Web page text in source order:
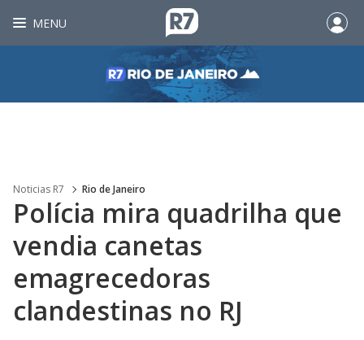
MENU
Noticias R7 Rio de Janeiro
Polícia mira quadrilha que
vendia canetas
emagrecedoras
clandestinas no RJ